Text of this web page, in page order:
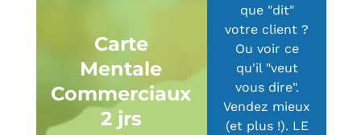
Carte
Mentale
Commerciaux
2 jrs
que "dit"
votre client ?
Ou voir ce
qu'il "veut
vous dire".
Vendez mieux
(et plus !). LE